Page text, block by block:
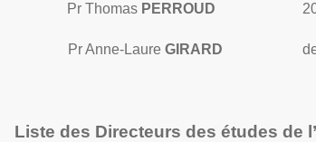
Pr Thomas PERROUD 2018 –
Pr Anne-Laure GIRARD depuis
Liste des Directeurs des études de